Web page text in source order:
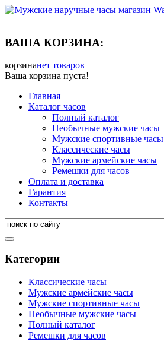
ВАША КОРЗИНА:
корзинанет товаров
Ваша корзина пуста!
Главная
Каталог часов
Полный каталог
Необычные мужские часы
Мужские спортивные часы
Классические часы
Мужские армейские часы
Ремешки для часов
Оплата и доставка
Гарантия
Контакты
Категории
Классические часы
Мужские армейские часы
Мужские спортивные часы
Необычные мужские часы
Полный каталог
Ремешки для часов